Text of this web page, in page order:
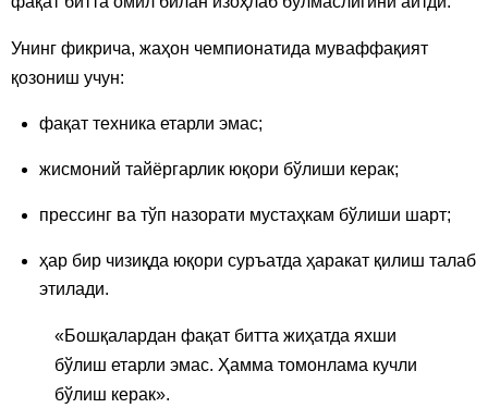
Унинг фикрича, жаҳон чемпионатида муваффақият
қозониш учун:
фақат техника етарли эмас;
жисмоний тайёргарлик юқори бўлиши керак;
прессинг ва тўп назорати мустаҳкам бўлиши шарт;
ҳар бир чизиқда юқори суръатда ҳаракат қилиш талаб
этилади.
«Бошқалардан фақат битта жиҳатда яхши
бўлиш етарли эмас. Ҳамма томонлама кучли
бўлиш керак».